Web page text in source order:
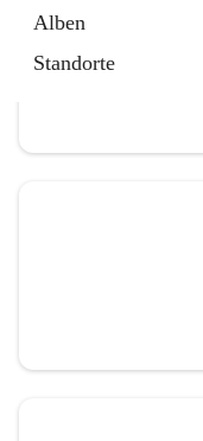
Alben
Standorte